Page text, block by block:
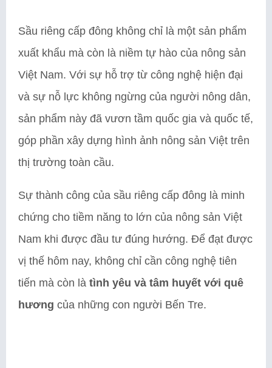
Sầu riêng cấp đông không chỉ là một sản phẩm
xuất khẩu mà còn là niềm tự hào của nông sản
Việt Nam. Với sự hỗ trợ từ công nghệ hiện đại
và sự nỗ lực không ngừng của người nông dân,
sản phẩm này đã vươn tầm quốc gia và quốc tế,
góp phần xây dựng hình ảnh nông sản Việt trên
thị trường toàn cầu.
Sự thành công của sầu riêng cấp đông là minh
chứng cho tiềm năng to lớn của nông sản Việt
Nam khi được đầu tư đúng hướng. Để đạt được
vị thế hôm nay, không chỉ cần công nghệ tiên
tiến mà còn là tình yêu và tâm huyết với quê
hương của những con người Bến Tre.